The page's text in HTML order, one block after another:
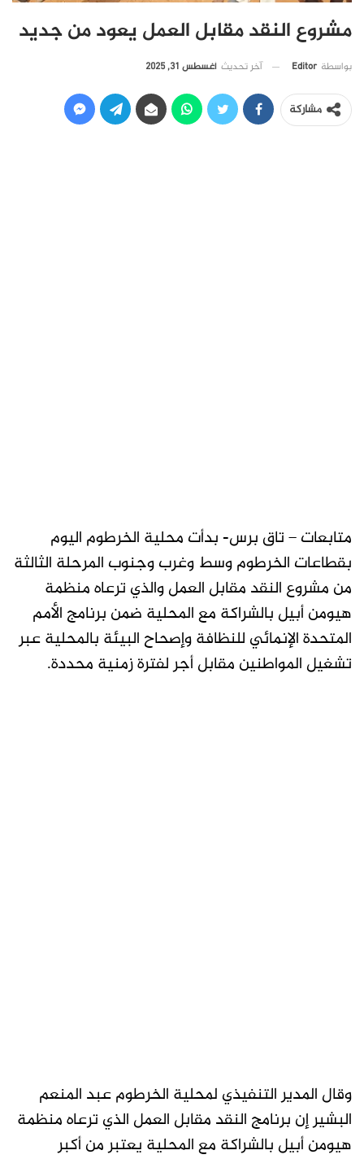
مشروع النقد مقابل العمل يعود من جديد
بواسطة Editor آخر تحديث أغسطس 31, 2025
مشاركة
متابعات – تاق برس- بدأت محلية الخرطوم اليوم
بقطاعات الخرطوم وسط وغرب وجنوب المرحلة الثالثة
من مشروع النقد مقابل العمل والذي ترعاه منظمة
هيومن أبيل بالشراكة مع المحلية ضمن برنامج الأمم
المتحدة الإنمائي للنظافة وإصحاح البيئة بالمحلية عبر
تشغيل المواطنين مقابل أجر لفترة زمنية محددة.
وقال المدير التنفيذي لمحلية الخرطوم عبد المنعم
البشير إن برنامج النقد مقابل العمل الذي ترعاه منظمة
هيومن أبيل بالشراكة مع المحلية يعتبر من أكبر